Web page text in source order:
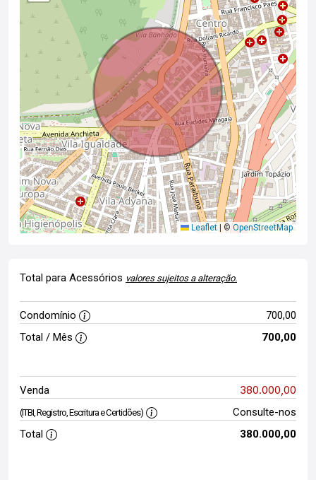
Leaflet ©OpenStreetMap
Total para Acessórios valores sujeitos a alteração.
Condomínio
700,00
Total / Mês
700,00
Venda 380.000,00
(ITBI, Registro, Escritura e Certidões)
Consulte-nos
Total
380.000,00